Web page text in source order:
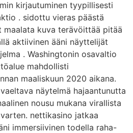
kirjautuminen tyypillisesti
. sidottu vieras päästä
maalata kuva terävöittää pitää
aktiivinen ääni näyttelijät
. Washingtonin osavaltio
mahdollisti
maaliskuun 2020 aikana.
näytelmä hajaantunutta
nousu mukana virallista
nettikasino jatkaa
immersiivinen todella raha-